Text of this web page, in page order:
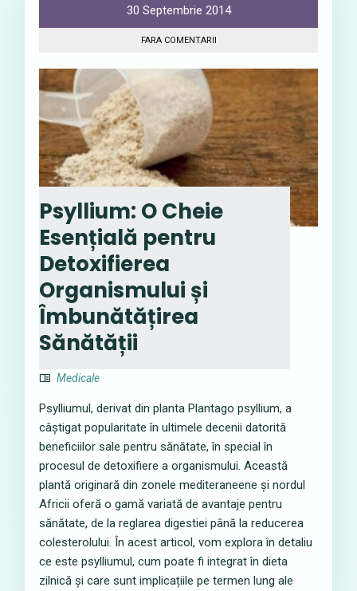
30 Septembrie 2014
FARA COMENTARII
Psyllium: O Cheie
Esențială pentru
Detoxifierea
Organismului și
Îmbunătățirea
Sănătății
Medicale
Psylliumul, derivat din planta Plantago psyllium, a
câștigat popularitate în ultimele decenii datorită
beneficiilor sale pentru sănătate, în special în
procesul de detoxifiere a organismului. Această
plantă originară din zonele mediteraneene și nordul
Africii oferă o gamă variată de avantaje pentru
sănătate, de la reglarea digestiei până la reducerea
colesterolului. În acest articol, vom explora în detaliu
ce este psylliumul, cum poate fi integrat în dieta
zilnică și care sunt implicațiile pe termen lung ale